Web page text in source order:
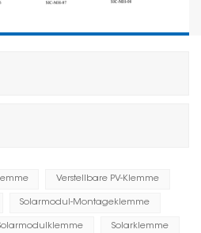
Verstellbare PV-Klemme
Solarmodul-Montageklemme
Solarklemme